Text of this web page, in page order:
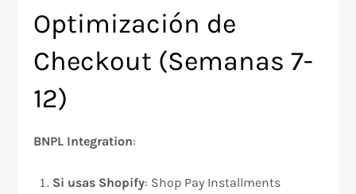
Optimización de
Checkout (Semanas 7-
12)
BNPL Integration:
Si usas Shopify: Shop Pay Installments